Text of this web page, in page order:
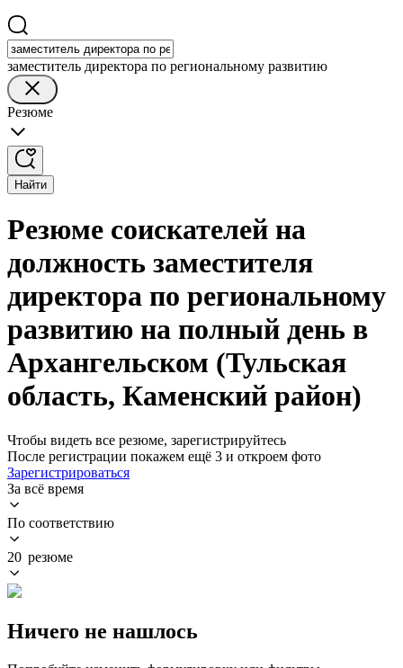
заместитель директора по региональному развитию
Резюме
Найти
Резюме соискателей на
должность заместителя
директора по региональному
развитию на полный день в
Архангельском (Тульская
область, Каменский район)
Чтобы видеть все резюме, зарегистрируйтесь
После регистрации покажем ещё 3 и откроем фото
Зарегистрироваться
За всё время
По соответствию
20 резюме
Ничего не нашлось